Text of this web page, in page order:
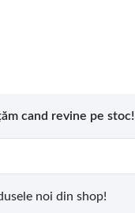
cand revine pe stoc!
noi din shop!